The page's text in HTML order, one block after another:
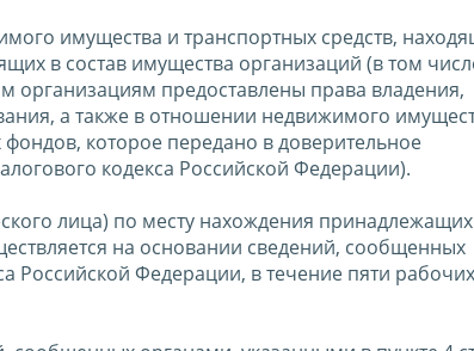
имущества и транспортных средств,
в состав имущества организаций (в том
организациям предоставлены права владения,
а также в отношении недвижимого
которое передано в доверительное
кодекса Российской Федерации).
лица) по месту нахождения
на основании сведений, сообщенных
Российской Федерации, в течение пяти